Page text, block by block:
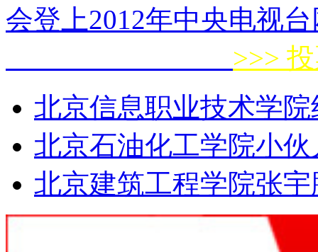
会登上2012年中央电视
>>>
北京信息职业技术学
北京石油化工学院小
北京建筑工程学院张